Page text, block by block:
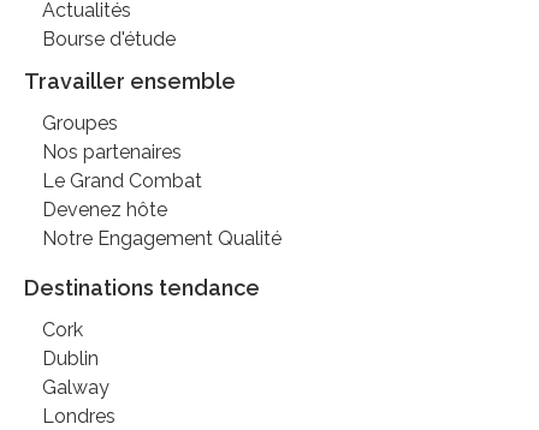
Actualités
Bourse d'étude
Travailler ensemble
Groupes
Nos partenaires
Le Grand Combat
Devenez hôte
Notre Engagement Qualité
Destinations tendance
Cork
Dublin
Galway
Londres